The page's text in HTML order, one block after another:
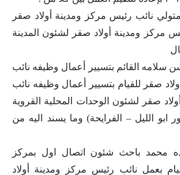
نائب رئيس مركز ومدينة أولاد صقر
مركز ومدينة أولاد صقر لشئون المدينة
القائم بتسيير أعمال وظيفه نائب
صقر للقيام بتسيير أعمال وظيفه نائب
صقر لشئون الوحدات المحلية القروية
ابو الليل – الفرايحة) وما يسند اليه من
محمد باحث شئون اتصال اول بمركز
بعمل نائب رئيس مركز ومدينة أولاد